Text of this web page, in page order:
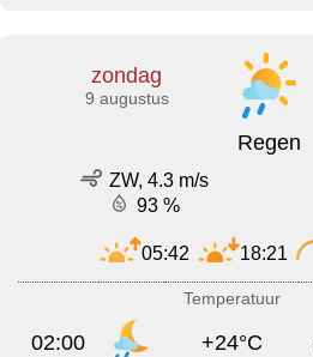
zondag
9 augustus
Regen
ZW, 4.3 m/s
93 %
05:42 18:21
Temperatuur
02:00 +24°C